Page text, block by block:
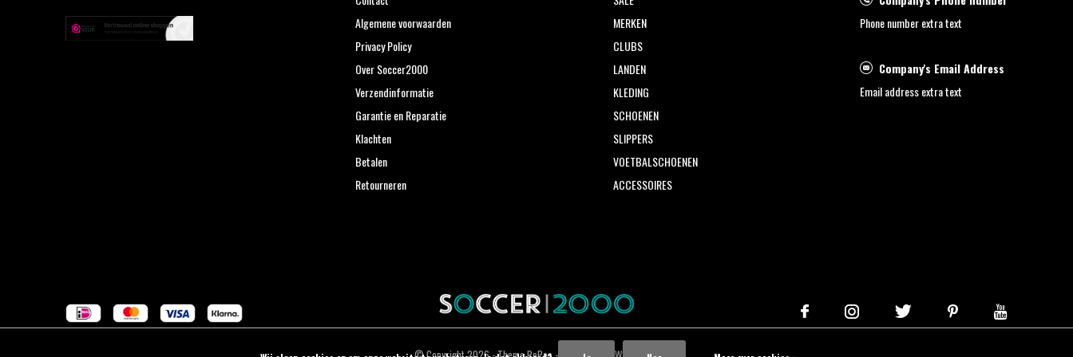
Algemene voorwaarden
Privacy Policy
Over Soccer2000
Verzendinformatie
Garantie en Reparatie
Klachten
Betalen
Retourneren
MERKEN
CLUBS
LANDEN
KLEDING
SCHOENEN
SLIPPERS
VOETBALSCHOENEN
ACCESSOIRES
Phone number extra text
Company's Email Address
Email address extra text